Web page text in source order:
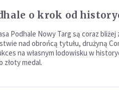
o krok od
Podhale Nowy Targ są coraz
nad obrońcą tytułu, drużyną
na własnym lodowisku w
złoty medal.